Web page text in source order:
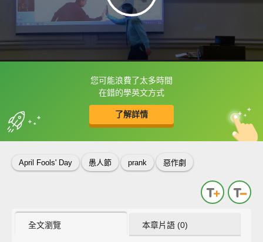
您可能浪費了太多時間
在錯的學英文方式
了解詳情
框選或點兩下字幕可以直接查字典喔！
收錄佳句 中
英
April Fools' Day 愚人節 prank 惡作劇
全文瀏覽 本章片語 (0)